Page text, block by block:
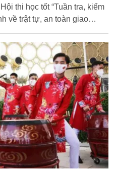
thi học tốt “Tuần tra, kiểm
về trật tự, an toàn giao
giao thông” dành cho 146
quản lý trật tự, an toàn